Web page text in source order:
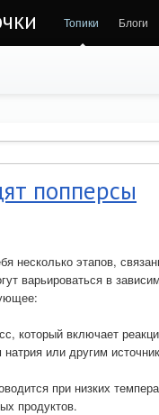
Топики Блоги
попперсы
несколько этапов,
варьироваться в
который включает
или другим
при низких
продуктов.